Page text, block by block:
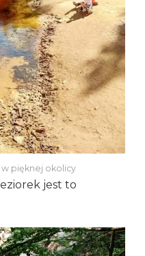
w pięknej okolicy
jest to